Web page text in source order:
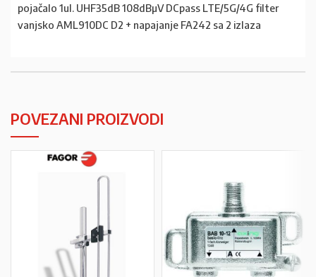
pojačalo 1ul. UHF35dB 108dBµV DCpass LTE/5G/4G filter
vanjsko AML910DC D2 + napajanje FA242 sa 2 izlaza
POVEZANI PROIZVODI